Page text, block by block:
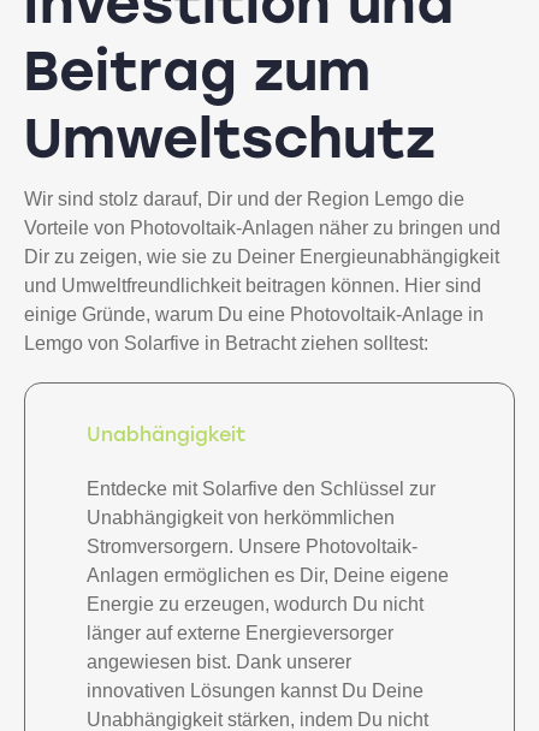
Beitrag zum
Umweltschutz
Wir sind stolz darauf, Dir und der Region Lemgo die
Vorteile von Photovoltaik-Anlagen näher zu bringen und
Dir zu zeigen, wie sie zu Deiner Energieunabhängigkeit
und Umweltfreundlichkeit beitragen können. Hier sind
einige Gründe, warum Du eine Photovoltaik-Anlage in
Lemgo von Solarfive in Betracht ziehen solltest:
Unabhängigkeit
Entdecke mit Solarfive den Schlüssel zur
Unabhängigkeit von herkömmlichen
Stromversorgern. Unsere Photovoltaik-
Anlagen ermöglichen es Dir, Deine eigene
Energie zu erzeugen, wodurch Du nicht
länger auf externe Energieversorger
angewiesen bist. Dank unserer
innovativen Lösungen kannst Du Deine
Unabhängigkeit stärken, indem Du nicht